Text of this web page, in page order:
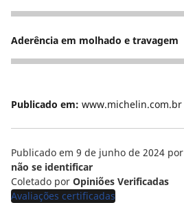
5
Aderência em molhado e travagem
5
Publicado em: www.michelin.com.br
Publicado em 9 de junho de 2024 por
não se identificar
Coletado por Opiniões Verificadas
Avaliações certificadas